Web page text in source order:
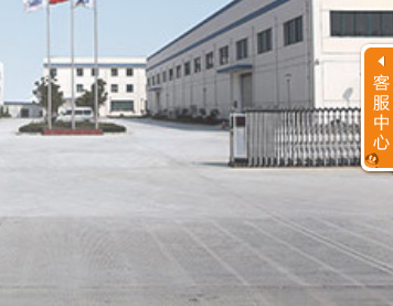
周一至周日
9:00 - 23:00
客服团队